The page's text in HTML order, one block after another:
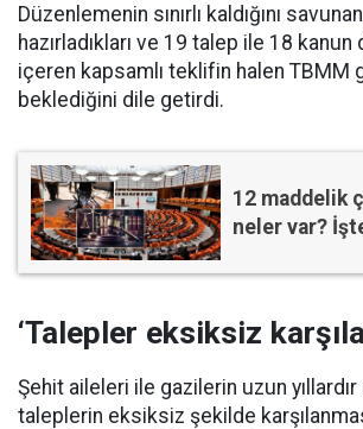
Düzenlemenin sınırlı kaldığını
hazırladıkları ve 19 talep ile 18
içeren kapsamlı teklifin halen TBMM
beklediğini dile getirdi.
12 maddelik
neler var?
‘Talepler eksiksiz
Şehit aileleri ile gazilerin uzun
taleplerin eksiksiz şekilde